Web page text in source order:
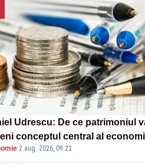
Udrescu: De ce patrimoniul
conceptul central al
·2 aug. 2026, 09:22